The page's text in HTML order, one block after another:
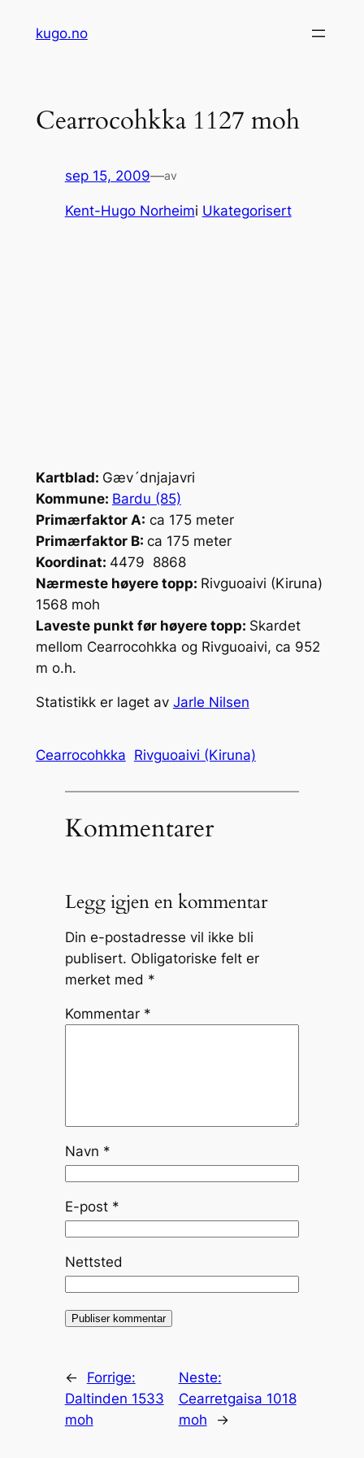
kugo.no
Cearrocohkka 1127 moh
sep 15, 2009—av
Kent-Hugo Norheimi Ukategorisert
Kartblad: Gæv´dnjajavri
Kommune: Bardu (85)
Primærfaktor A: ca 175 meter
Primærfaktor B: ca 175 meter
Koordinat: 4479 8868
Nærmeste høyere topp: Rivguoaivi (Kiruna)
1568 moh
Laveste punkt før høyere topp: Skardet
mellom Cearrocohkka og Rivguoaivi, ca 952
m o.h.
Statistikk er laget av Jarle Nilsen
Cearrocohkka Rivguoaivi (Kiruna)
Kommentarer
Legg igjen en kommentar
Din e-postadresse vil ikke bli
publisert. Obligatoriske felt er
merket med *
Kommentar *
Navn *
E-post *
Nettsted
←
Forrige:
Daltinden 1533
moh
Neste:
Cearretgaisa 1018
moh
→